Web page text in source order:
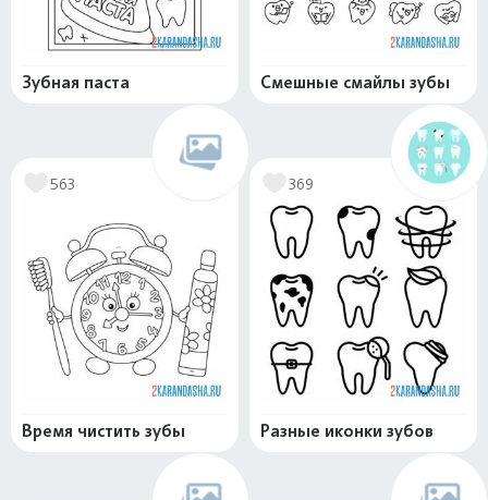
Зубная паста Смешные смайлы зубы
563
Время чистить зубы
369
Разные иконки зубов